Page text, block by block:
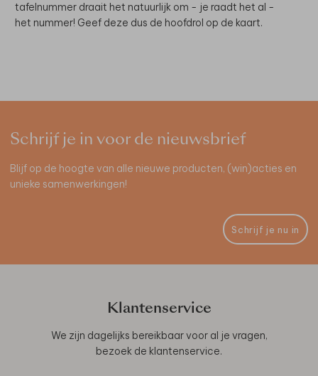
tafelnummer draait het natuurlijk om - je raadt het al -
het nummer! Geef deze dus de hoofdrol op de kaart.
Schrijf je in voor de nieuwsbrief
Blijf op de hoogte van alle nieuwe producten, (win)acties en
unieke samenwerkingen!
Schrijf je nu in
Klantenservice
We zijn dagelijks bereikbaar voor al je vragen,
bezoek de klantenservice.